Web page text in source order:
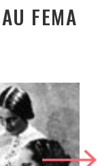
FEMA